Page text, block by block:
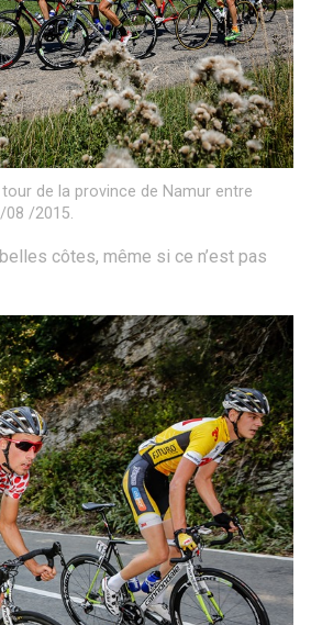
de la province de Namur entre
08 /2015.
côtes, même si ce n’est pas